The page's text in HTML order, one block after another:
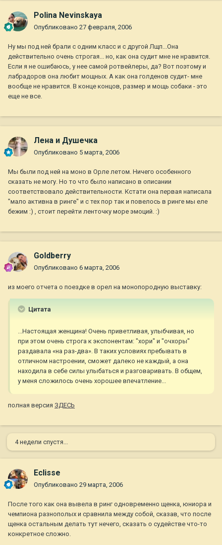
Polina Nevinskaya
Опубликовано 27 февраля, 2006
Ну мы под ней брали с одним класс и с другой Лщп...Она
действительно очень строгая... но, как она судит мне не нравится.
Если я не ошибаюсь, у нее самой ротвейлеры, да? Вот поэтому и
лабрадоров она любит мощных. А как она голденов судит- мне
вообще не нравится. В конце концов, размер и мощь собаки - это
еще не все.
Лена и Душечка
Опубликовано 5 марта, 2006
Мы были под ней на моно в Орле летом. Ничего особенного
сказать не могу. Но то что было написано в описании
соответствовало действительности. Кстати она первая написала
"мало активна в ринге" и с тех пор так и повелось в ринге мы еле
бежим :) , стоит перейти ленточку море эмоций. :)
Goldberry
Опубликовано 6 марта, 2006
из моего отчета о поездке в орел на монопородную выставку:
Цитата
...Настоящая женщина! Очень приветливая, улыбчивая, но
при этом очень строга к экспонентам: "хори" и "очхоры"
раздавала «на раз-два». В таких условиях пребывать в
отличном настроении, сможет далеко не каждый, а она
находила в себе силы улыбаться и разговаривать. В общем,
у меня сложилось очень хорошее впечатление...
полная версия ЗДЕСЬ
4 недели спустя...
Eclisse
Опубликовано 29 марта, 2006
После того как она вывела в ринг одновременно щенка, юниора и
чемпиона разнополых и сравнила между собой, сказав, что после
щенка остальным делать тут нечего, сказать о судействе что-то
конкретное сложно.